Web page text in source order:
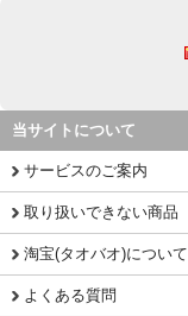
当サイトについて
サービスのご案内
取り扱いできない商品
淘宝(タオバオ)について
よくある質問